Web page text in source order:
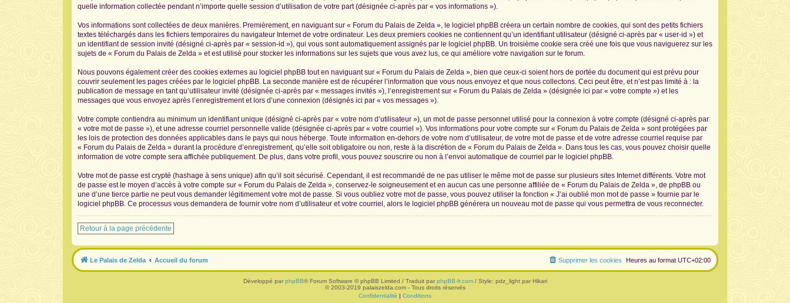
quelle information collectée pendant n’importe quelle session d’utilisation de votre part (désignée ci-après par « vos informations »).
Vos informations sont collectées de deux manières. Premièrement, en naviguant sur « Forum du Palais de Zelda », le logiciel phpBB créera un certain nombre de cookies, qui sont des petits fichiers
textes téléchargés dans les fichiers temporaires du navigateur Internet de votre ordinateur. Les deux premiers cookies ne contiennent qu’un identifiant utilisateur (désigné ci-après par « user-id ») et
un identifiant de session invité (désigné ci-après par « session-id »), qui vous sont automatiquement assignés par le logiciel phpBB. Un troisième cookie sera créé une fois que vous naviguerez sur les
sujets de « Forum du Palais de Zelda » et est utilisé pour stocker les informations sur les sujets que vous avez lus, ce qui améliore votre navigation sur le forum.
Nous pouvons également créer des cookies externes au logiciel phpBB tout en naviguant sur « Forum du Palais de Zelda », bien que ceux-ci soient hors de portée du document qui est prévu pour
couvrir seulement les pages créées par le logiciel phpBB. La seconde manière est de récupérer l’information que vous nous envoyez et que nous collectons. Ceci peut être, et n’est pas limité à : la
publication de message en tant qu’utilisateur invité (désignée ci-après par « messages invités »), l’enregistrement sur « Forum du Palais de Zelda » (désignée ici par « votre compte ») et les
messages que vous envoyez après l’enregistrement et lors d’une connexion (désignés ici par « vos messages »).
Votre compte contiendra au minimum un identifiant unique (désigné ci-après par « votre nom d’utilisateur »), un mot de passe personnel utilisé pour la connexion à votre compte (désigné ci-après par
« votre mot de passe »), et une adresse courriel personnelle valide (désignée ci-après par « votre courriel »). Vos informations pour votre compte sur « Forum du Palais de Zelda » sont protégées par
les lois de protection des données applicables dans le pays qui nous héberge. Toute information en-dehors de votre nom d’utilisateur, de votre mot de passe et de votre adresse courriel requise par
« Forum du Palais de Zelda » durant la procédure d’enregistrement, qu’elle soit obligatoire ou non, reste à la discrétion de « Forum du Palais de Zelda ». Dans tous les cas, vous pouvez choisir quelle
information de votre compte sera affichée publiquement. De plus, dans votre profil, vous pouvez souscrire ou non à l’envoi automatique de courriel par le logiciel phpBB.
Votre mot de passe est crypté (hashage à sens unique) afin qu’il soit sécurisé. Cependant, il est recommandé de ne pas utiliser le même mot de passe sur plusieurs sites Internet différents. Votre mot
de passe est le moyen d’accès à votre compte sur « Forum du Palais de Zelda », conservez-le soigneusement et en aucun cas une personne affiliée de « Forum du Palais de Zelda », de phpBB ou
une d’une tierce partie ne peut vous demander légitimement votre mot de passe. Si vous oubliez votre mot de passe, vous pouvez utiliser la fonction « J’ai oublié mon mot de passe » fournie par le
logiciel phpBB. Ce processus vous demandera de fournir votre nom d’utilisateur et votre courriel, alors le logiciel phpBB générera un nouveau mot de passe qui vous permettra de vous reconnecter.
Retour à la page précédente
Le Palais de Zelda Accueil du forum Heures au format UTC+02:00
Supprimer les cookies
Développé par phpBB® Forum Software © phpBB Limited / Traduit par phpBB-fr.com/ Style: pdz_light par Hikari
© 2003-2019 palaiszelda.com - Tous droits réservés
Confidentialité | Conditions